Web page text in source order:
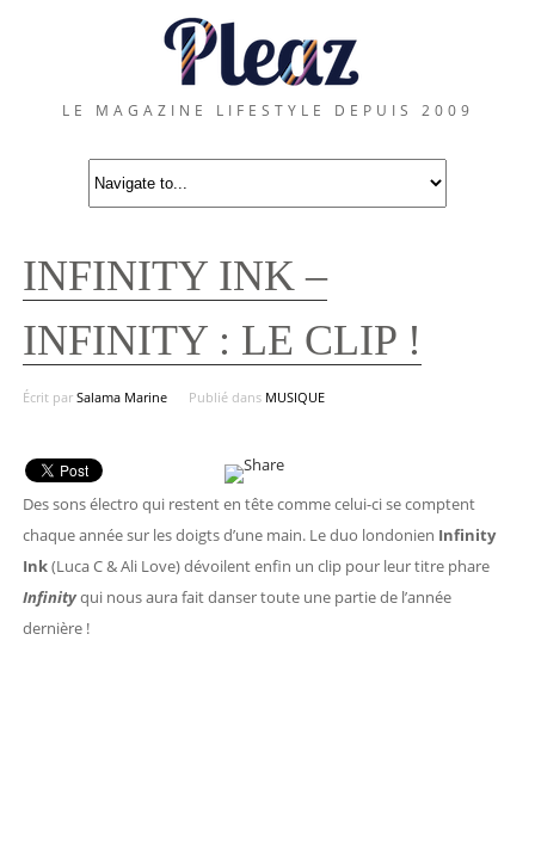
LE MAGAZINE LIFESTYLE DEPUIS 2009
INFINITY INK –
INFINITY : LE CLIP !
Écrit par Salama Marine Publié dans MUSIQUE
Des sons électro qui restent en tête comme celui-ci se comptent
chaque année sur les doigts d’une main. Le duo londonien Infinity
Ink(Luca C & Ali Love)dévoilent enfin un clip pour leur titre phare
Infinityqui nous aura fait danser toute une partie de l’année
dernière !